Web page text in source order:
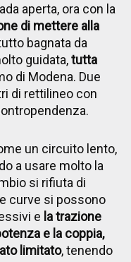
aperta, ora con la
di mettere alla
bagnata da
guidata,tutta
di Modena. Due
di rettilineo con
un circuito lento,
a usare molto la
si rifiuta di
curve si possono
e la trazione
e la coppia,
limitato, tenendo